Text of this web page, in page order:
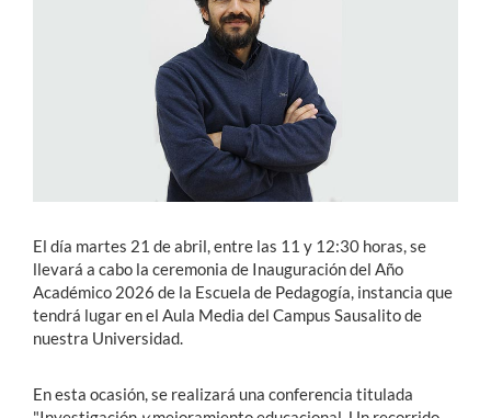
El día martes 21 de abril, entre las 11 y 12:30 horas, se
llevará a cabo la ceremonia de Inauguración del Año
Académico 2026 de la Escuela de Pedagogía, instancia que
tendrá lugar en el Aula Media del Campus Sausalito de
nuestra Universidad.
En esta ocasión, se realizará una conferencia titulada